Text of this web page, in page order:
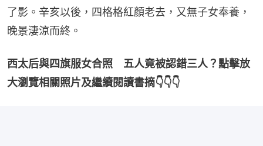
了影。辛亥以後，四格格紅顏老去，又無子女奉養，
晚景淒涼而終。
西太后與四旗服女合照　五人竟被認錯三人？點擊放
大瀏覽相關照片及繼續閱讀書摘👇👇👇